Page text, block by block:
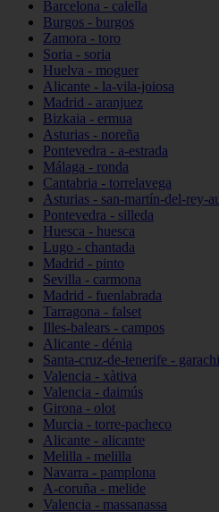
Barcelona - calella
Burgos - burgos
Zamora - toro
Soria - soria
Huelva - moguer
Alicante - la-vila-joiosa
Madrid - aranjuez
Bizkaia - ermua
Asturias - noreña
Pontevedra - a-estrada
Málaga - ronda
Cantabria - torrelavega
Asturias - san-martín-del-rey-
Pontevedra - silleda
Huesca - huesca
Lugo - chantada
Madrid - pinto
Sevilla - carmona
Madrid - fuenlabrada
Tarragona - falset
Illes-balears - campos
Alicante - dénia
Santa-cruz-de-tenerife -
Valencia - xàtiva
Valencia - daimús
Girona - olot
Murcia - torre-pacheco
Alicante - alicante
Melilla - melilla
Navarra - pamplona
A-coruña - melide
Valencia - massanassa